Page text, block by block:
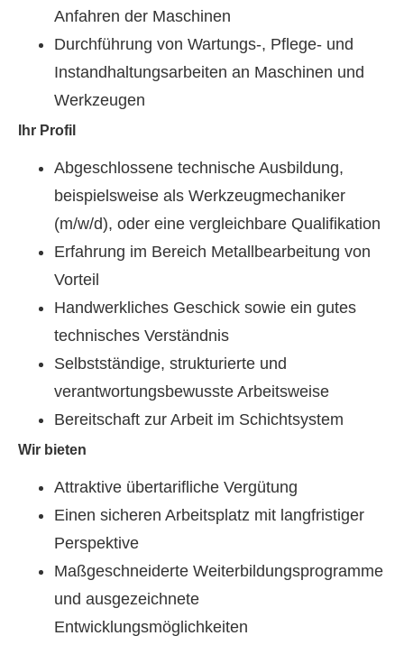
Anfahren der Maschinen
Durchführung von Wartungs-, Pflege- und
Instandhaltungsarbeiten an Maschinen und
Werkzeugen
Ihr Profil
Abgeschlossene technische Ausbildung,
beispielsweise als Werkzeugmechaniker
(m/w/d), oder eine vergleichbare Qualifikation
Erfahrung im Bereich Metallbearbeitung von
Vorteil
Handwerkliches Geschick sowie ein gutes
technisches Verständnis
Selbstständige, strukturierte und
verantwortungsbewusste Arbeitsweise
Bereitschaft zur Arbeit im Schichtsystem
Wir bieten
Attraktive übertarifliche Vergütung
Einen sicheren Arbeitsplatz mit langfristiger
Perspektive
Maßgeschneiderte Weiterbildungsprogramme
und ausgezeichnete
Entwicklungsmöglichkeiten